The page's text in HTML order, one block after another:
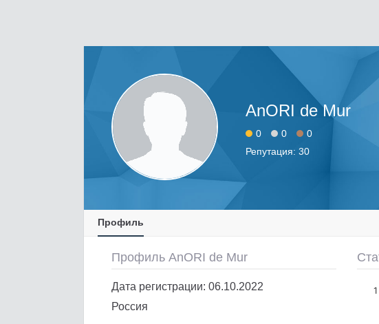
AnORI de Mur
0 0
0
Репутация: 30
Профиль
Профиль AnORI de Mur
Дата регистрации: 06.10.2022
Россия
1